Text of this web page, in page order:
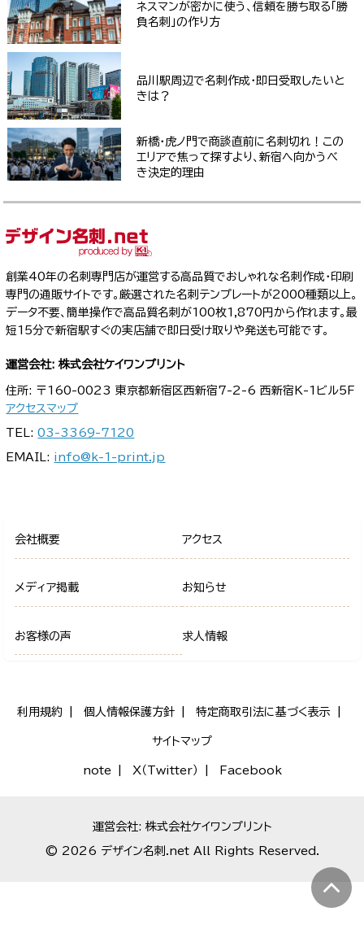
ネスマンが密かに使う、信頼を勝ち取る「勝
負名刺」の作り方
品川駅周辺で名刺作成・即日受取したいと
きは？
新橋・虎ノ門で商談直前に名刺切れ！この
エリアで焦って探すより、新宿へ向かうべ
き決定的理由
創業40年の名刺専門店が運営する高品質でおしゃれな名刺作成・印刷
専門の通販サイトです。厳選された名刺テンプレートが2000種類以上。
データ不要、簡単操作で高品質名刺が100枚1,870円から作れます。最
短15分で新宿駅すぐの実店舗で即日受け取りや発送も可能です。
運営会社: 株式会社ケイワンプリント
住所: 〒160-0023 東京都新宿区西新宿7-2-6 西新宿K-1ビル5F
アクセスマップ
TEL:03-3369-7120
EMAIL: info@k-1-print.jp
会社概要 アクセス
メディア掲載 お知らせ
お客様の声 求人情報
利用規約 個人情報保護方針 特定商取引法に基づく表示
サイトマップ
note X（Twitter） Facebook
運営会社: 株式会社ケイワンプリント
© 2026 デザイン名刺.net All Rights Reserved.